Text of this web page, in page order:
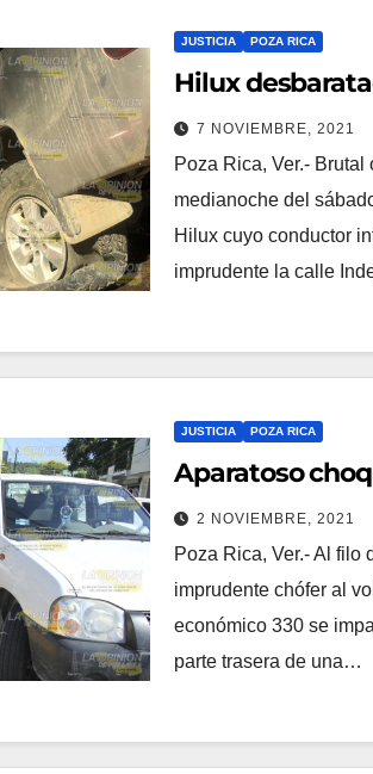
JUSTICIA POZA RICA
Hilux
7 NOVIEMBRE, 2021
Poza Rica, Ver.-
medianoche del
Hilux cuyo conductor
imprudente la calle
JUSTICIA POZA RICA
Aparatoso
2 NOVIEMBRE, 2021
Poza Rica, Ver.- Al filo
imprudente chófer al
económico 330 se
parte trasera de una…